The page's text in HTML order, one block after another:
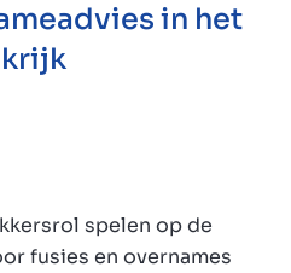
in het
spelen op de
fusies en overnames